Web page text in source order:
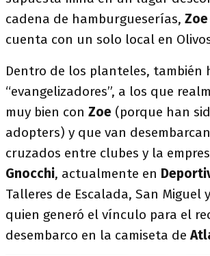
cadena de hamburgueserías,
cuenta con un solo local en
Dentro de los planteles, también
“evangelizadores”, a los que
muy bien con Zoe (porque han
adopters) y que van
cruzados entre clubes y la
Gnocchi, actualmente en
Talleres de Escalada, San Miguel
quien generó el vínculo para el
desembarco en la camiseta de